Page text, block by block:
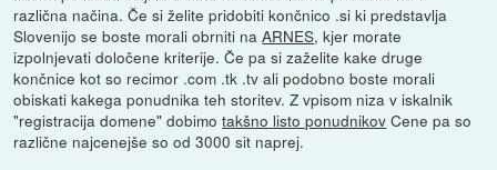
različna načina. Če si želite pridobiti končnico .si ki predstavlja
Slovenijo se boste morali obrniti naARNES, kjer morate
izpolnjevati določene kriterije. Če pa si zaželite kake druge
končnice kot so recimor .com .tk .tv ali podobno boste morali
obiskati kakega ponudnika teh storitev. Z vpisom niza v iskalnik
"registracija domene" dobimotakšno listo ponudnikov Cene pa so
različne najcenejše so od 3000 sit naprej.